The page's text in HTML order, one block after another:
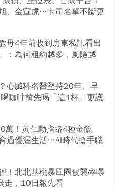
、金宣虎…卡司名單不斷更
母4年前收到房東私訊看出
：為何租約越多，風險越
心臟科名醫堅持20年、早
咖啡前先喝「這1杯」更護
萬！黃仁勳指路4種金飯
過優渥生活…AI時代搶手職
！北北基桃暴風圈侵襲率曝
走，10日報先看